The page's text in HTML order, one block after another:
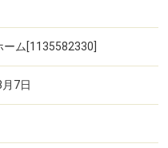
ーム[1135582330]
7日